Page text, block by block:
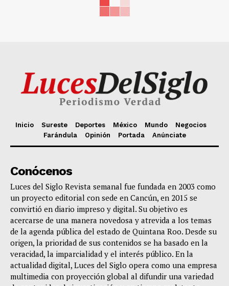
Inicio Sureste Deportes México Mundo
Negocios
Farándula
Opinión Portada Anúnciate
Conócenos
Luces del Siglo Revista semanal fue fundada en 2003 como
un proyecto editorial con sede en Cancún, en 2015 se
convirtió en diario impreso y digital. Su objetivo es
acercarse de una manera novedosa y atrevida a los temas
de la agenda pública del estado de Quintana Roo. Desde su
origen, la prioridad de sus contenidos se ha basado en la
veracidad, la imparcialidad y el interés público. En la
actualidad digital, Luces del Siglo opera como una empresa
multimedia con proyección global al difundir una variedad